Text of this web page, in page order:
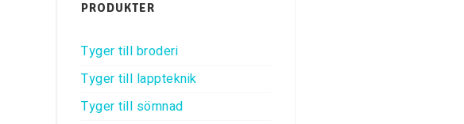
PRODUKTER
Tyger till broderi
Tyger till lappteknik
Tyger till sömnad